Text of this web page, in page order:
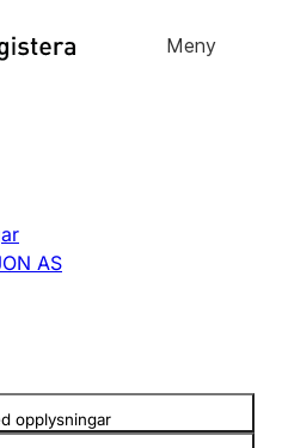
til
Meny
AS
opplysningar